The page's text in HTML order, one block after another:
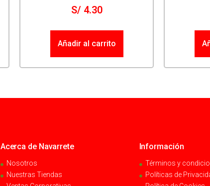
S/4.30
Añadir al carrito
Acerca de Navarrete
Nosotros
Nuestras Tiendas
Información
Términos y
Políticas de